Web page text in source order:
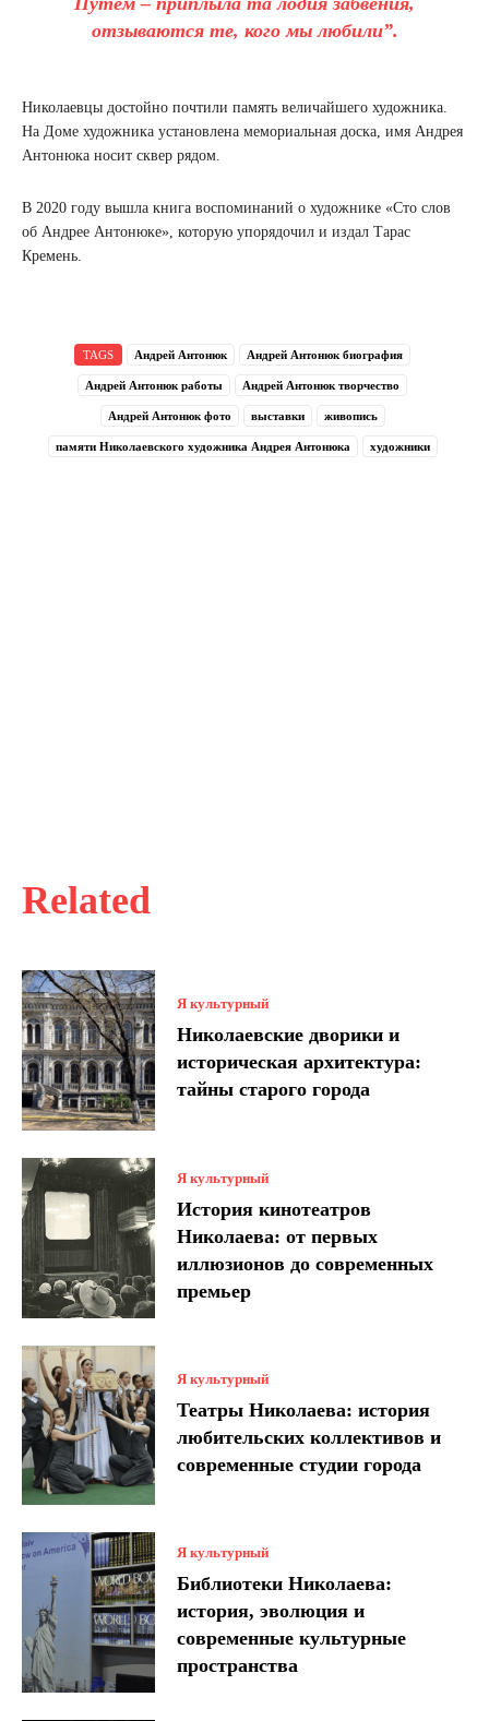
Related
Я культурный
Николаевские дворики и
историческая архитектура:
тайны старого города
Я культурный
История кинотеатров
Николаева: от первых
иллюзионов до современных
премьер
Я культурный
Театры Николаева: история
любительских коллективов и
современные студии города
Я культурный
Библиотеки Николаева:
история, эволюция и
современные культурные
пространства
отзываются те, кого мы любили”.
Николаевцы достойно почтили память величайшего художника.
На Доме художника установлена ​​мемориальная доска, имя Андрея
Антонюка носит сквер рядом.
В 2020 году вышла книга воспоминаний о художнике «Сто слов
об Андрее Антонюке», которую упорядочил и издал Тарас
Кремень.
TAGS Андрей Антонюк Андрей Антонюк биография
Андрей Антонюк работы Андрей Антонюк творчество
Андрей Антонюк фото выставки живопись
памяти Николаевского художника Андрея Антонюка художники